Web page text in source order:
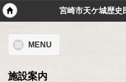
宮崎市天ケ城歴史
MENU
施設案内
モバイル